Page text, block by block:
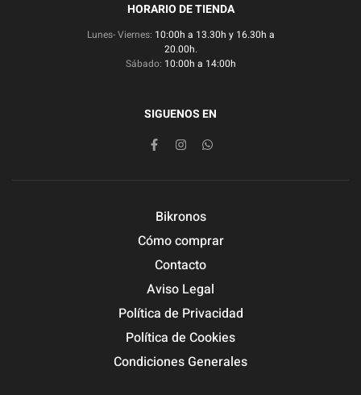
HORARIO DE TIENDA
Lunes- Viernes: 10:00h a 13.30h y 16.30h a
20.00h.
Sábado: 10:00h a 14:00h
SIGUENOS EN
Bikronos
Cómo comprar
Contacto
Aviso Legal
Política de Privacidad
Política de Cookies
Condiciones Generales